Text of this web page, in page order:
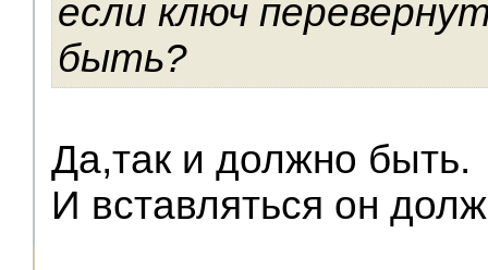
если ключ
быть?
Да,так и должно быть.
И вставляться он